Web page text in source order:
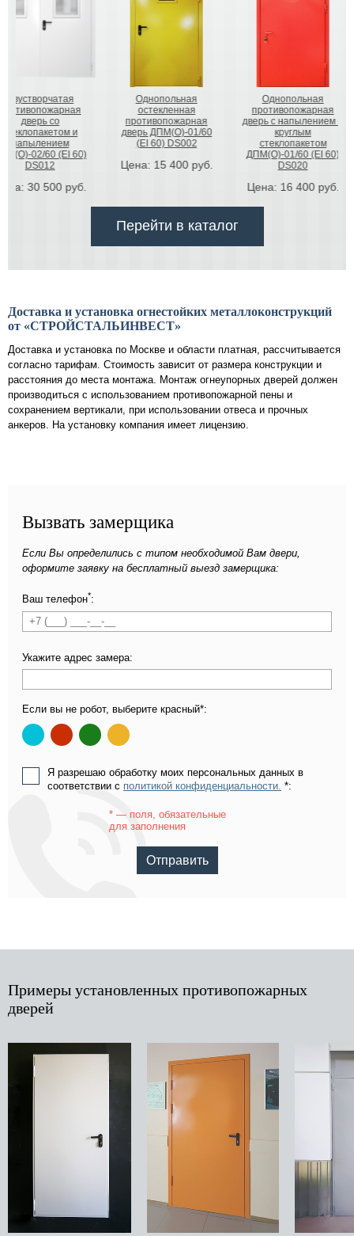
Однопольная
остекленная
противопожарная
дверь ДПМ(О)-01/60
(EI 60) DS002
Цена:
Однопольная
противопожарная
дверь с напылением и
круглым
стеклопакетом
DS020
Двупольная
ДПМ-02/60 (EI
АД-009
Цена: 20 700
Перейти в каталог
Доставка и установка огнестойких металлоконструкций
от «СТРОЙСТАЛЬИНВЕСТ»
Доставка и установка по Москве и области платная, рассчитывается
согласно тарифам. Стоимость зависит от размера конструкции и
расстояния до места монтажа. Монтаж огнеупорных дверей должен
производиться с использованием противопожарной пены и
сохранением вертикали, при использовании отвеса и прочных
анкеров. На установку компания имеет лицензию.
Вызвать замерщика
Если Вы определились с типом необходимой Вам двери,
оформите заявку на бесплатный выезд замерщика:
Ваш телефон*:
Укажите адрес замера:
Если вы не робот, выберите красный*:
Я разрешаю обработку моих персональных данных в
соответствии с политикой конфиденциальности. *:
* — поля, обязательные
для заполнения
Отправить
Примеры установленных противопожарных
дверей